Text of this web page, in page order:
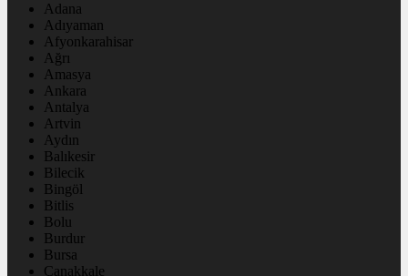
Adana
Adıyaman
Afyonkarahisar
Ağrı
Amasya
Ankara
Antalya
Artvin
Aydın
Balıkesir
Bilecik
Bingöl
Bitlis
Bolu
Burdur
Bursa
Çanakkale